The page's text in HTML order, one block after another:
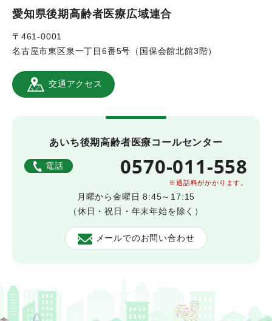
愛知県後期高齢者医療広域連合
〒461-0001
名古屋市東区泉一丁目6番5号（国保会館北館3階）
交通アクセス
あいち後期高齢者医療コールセンター
電話 0570-011-558
※通話料がかかります。
月曜から金曜日 8:45～17:15
（休日・祝日・年末年始を除く）
メールでのお問い合わせ